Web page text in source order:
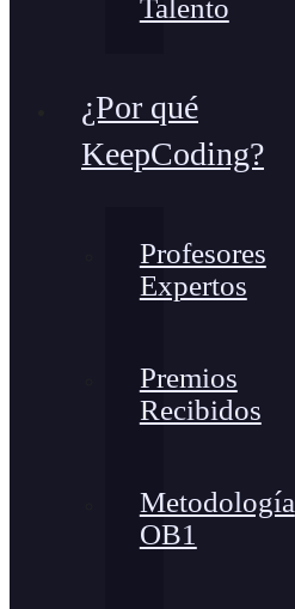
Talento
¿Por qué
KeepCoding?
Profesores
Expertos
Premios
Recibidos
Metodología
OB1